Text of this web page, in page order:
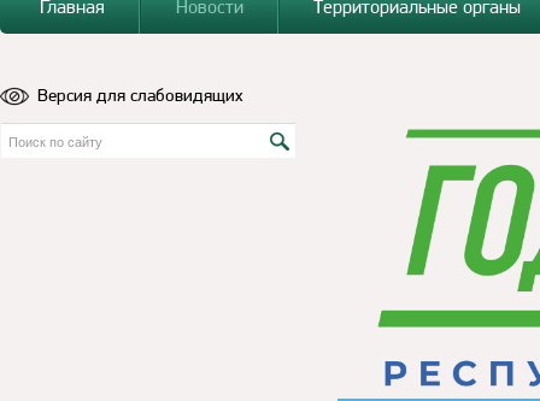
Главная
Новости Территориальные органы
Версия для слабовидящих